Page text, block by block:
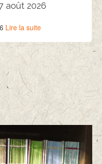
août 2026
Lire la suite